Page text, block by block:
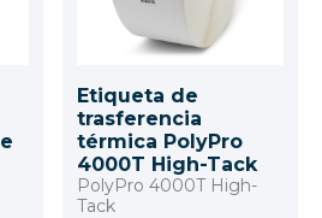
Etiqueta de
trasferencia
térmica PolyPro
4000T High-Tack
PolyPro 4000T High-
Tack